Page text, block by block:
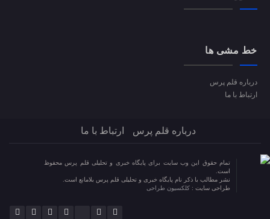
خط مشی ها
درباره قلم پرس
ارتباط با ما
درباره قلم پرس ارتباط با ما
تمام حقوق این وب سایت برای پایگاه خبری و تحلیلی قلم پرس محفوظ
است.
نشر مطالب با ذکر نام پایگاه خبری و تحلیلی قلم پرس بلامانع است.
طراحی سایت : کلکسیون طراحی